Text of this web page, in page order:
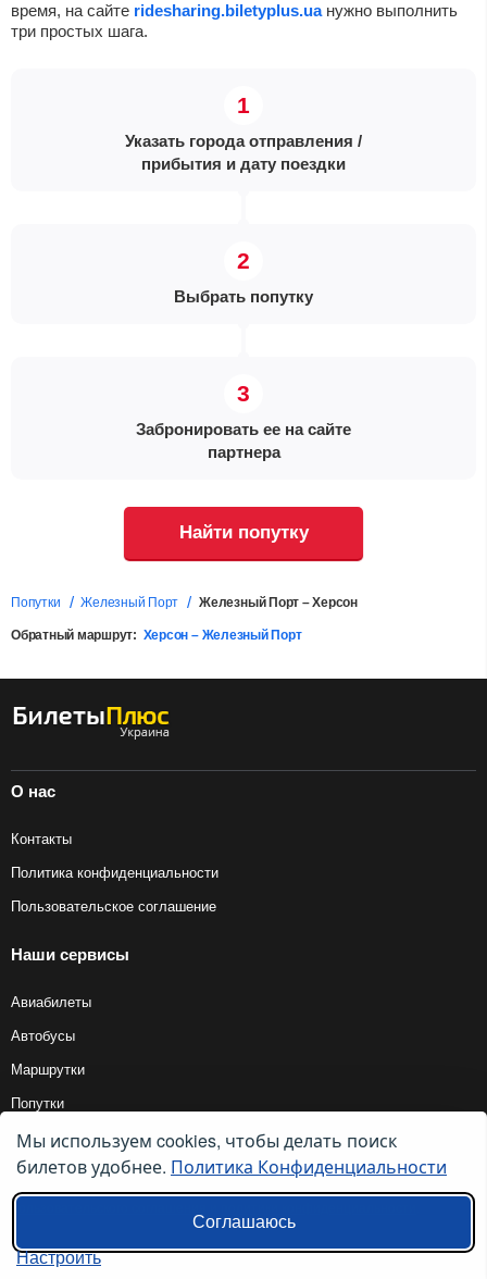
время, на сайте ridesharing.biletyplus.uaнужно выполнить
три простых шага.
Указать города отправления /
прибытия и дату поездки
Выбрать попутку
Забронировать ее на сайте
партнера
Найти попутку
Попутки Железный Порт Железный Порт – Херсон
Обратный маршрут: Херсон – Железный Порт
О нас
Контакты
Политика конфиденциальности
Пользовательское соглашение
Наши сервисы
Авиабилеты
Автобусы
Маршрутки
Попутки
© 2012 — 2026, Biletyplus, ООО «Инновэйтив Трэвел Текнолоджиз». Все
права защищены. Использование этого сайта означает принятие правил
Мы используем cookies, чтобы делать поиск
билетов удобнее. Политика Конфиденциальности
Соглашаюсь
Настроить